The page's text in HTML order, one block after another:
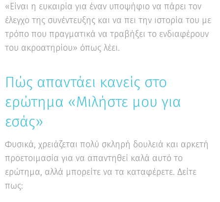
«Είναι η ευκαιρία για έναν υποψήφιο να πάρει τον
έλεγχο της συνέντευξης και να πει την ιστορία του με
τρόπο που πραγματικά να τραβήξει το ενδιαφέρουν
του ακροατηρίου» όπως λέει.
Πώς απαντάει κανείς στο
ερώτημα «Μιλήστε μου για
εσάς»
Φυσικά, χρειάζεται πολύ σκληρή δουλειά και αρκετή
προετοιμασία για να απαντηθεί καλά αυτό το
ερώτημα, αλλά μπορείτε να τα καταφέρετε. Δείτε
πως: